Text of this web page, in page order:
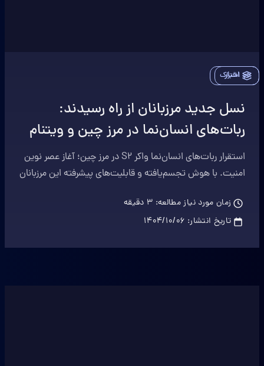
اخبار
اشتراک
نسل جدید مرزبانان از راه رسیدند:
ربات‌های انسان‌نما در مرز چین و ویتنام
استقرار ربات‌های انسان‌نما واکر S2 در مرز چین؛ آغاز عصر نوین
امنیت. با هوش تجسم‌یافته و قابلیت‌های پیشرفته این مرزبانان
زمان مورد نیاز مطالعه: 3 دقیقه
تاریخ انتشار: ۱۴۰۴/۱۰/۰۶